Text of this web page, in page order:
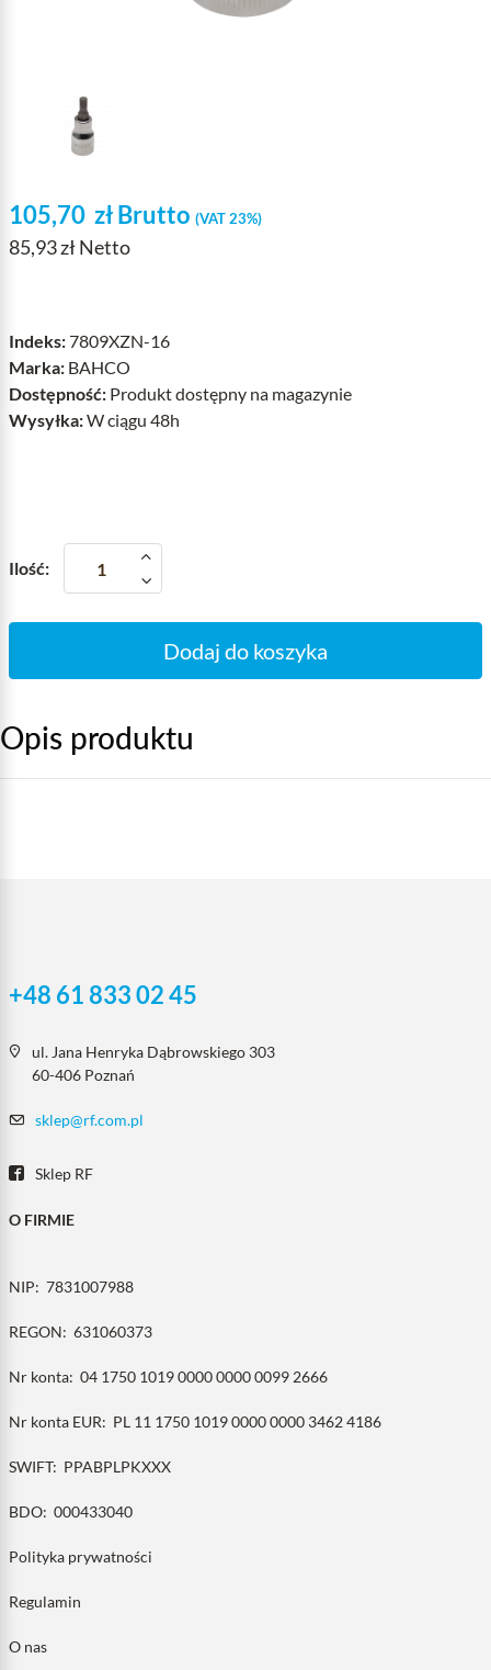
105,70 złBrutto (VAT 23%)
85,93 zł Netto
Indeks:7809XZN-16
Marka: BAHCO
Dostępność: Produkt dostępny na magazynie
Wysyłka:W ciągu 48h
Ilość:
Dodaj do koszyka
Opis produktu
+48 61 833 02 45
ul. Jana Henryka Dąbrowskiego 303
60-406 Poznań
sklep@rf.com.pl
Sklep RF
O FIRMIE
NIP: 7831007988
REGON: 631060373
Nr konta: 04 1750 1019 0000 0000 0099 2666
Nr konta EUR: PL 11 1750 1019 0000 0000 3462 4186
SWIFT: PPABPLPKXXX
BDO: 000433040
Polityka prywatności
Regulamin
O nas